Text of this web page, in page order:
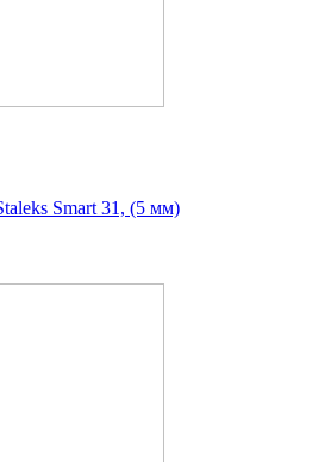
Smart 31, (5 мм)